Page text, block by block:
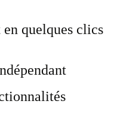
quelques clics